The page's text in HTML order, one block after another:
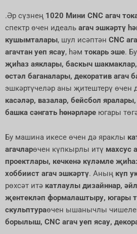
.Әр сүзнең 1020 Мини CNC агач
спектр өчен идеаль агач эшкәртү
кушымталары, шул исәптән CNC
агачтан уеп ясау, һәм токарь эше.
җиһаз аяклары, баскыч
өстәл баганалары, декоратив агач
эшкәртүчеләр аны җитештерү өчен
касәләр, вазалар, бейсбол
башка сәнгать һөнәрләре югары
Бу машина икесе өчен дә яраклы
агачларөчен күпкырлы итү махсус
проектлары, кечкенә күләмле
хоббиист агач эшкәртү. Аның күп
рөхсәт итә катлаулы дизайннар,
җентекләп формалаштыру, югары
скульптураөчен ышанычлы
борылыш, CNC агач уеп ясау,